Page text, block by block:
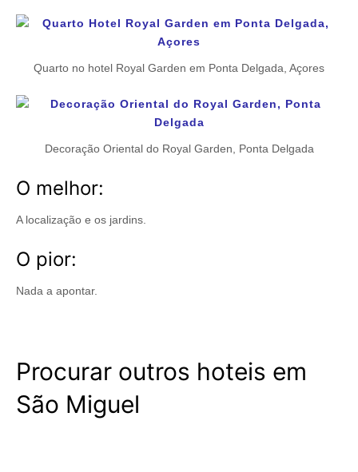
Quarto no hotel Royal Garden em Ponta Delgada, Açores
Decoração Oriental do Royal Garden, Ponta Delgada
O melhor:
A localização e os jardins.
O pior:
Nada a apontar.
Procurar outros hoteis em
São Miguel